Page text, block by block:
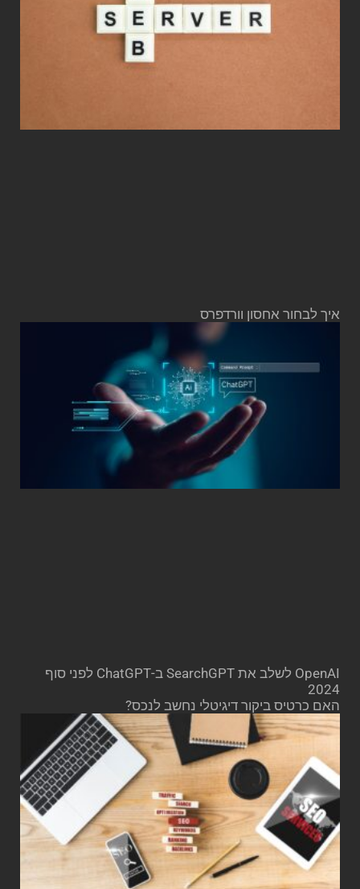
איך לבחור אחסון וורדפרס
OpenAI לשלב את SearchGPT ב-ChatGPT לפני סוף
2024
האם כרטיס ביקור דיגיטלי נחשב לנכס?